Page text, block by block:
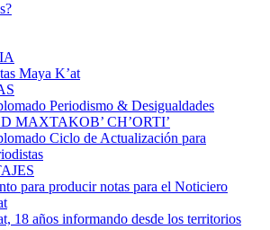
Maya K’at
Periodismo & Desigualdades
MAXTAKOB’ CH’ORTI’
Ciclo de Actualización para
para producir notas para el Noticiero
18 años informando desde los territorios